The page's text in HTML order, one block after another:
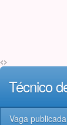
<>
Técnico
Vaga